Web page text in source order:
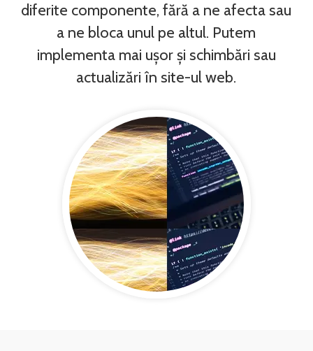
diferite componente, fără a ne afecta sau
a ne bloca unul pe altul. Putem
implementa mai ușor și schimbări sau
actualizări în site-ul web.